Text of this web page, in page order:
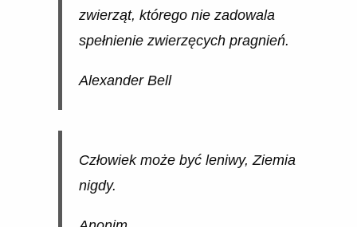
zwierząt, którego nie zadowala
spełnienie zwierzęcych pragnień.
Alexander Bell
Człowiek może być leniwy, Ziemia
nigdy.